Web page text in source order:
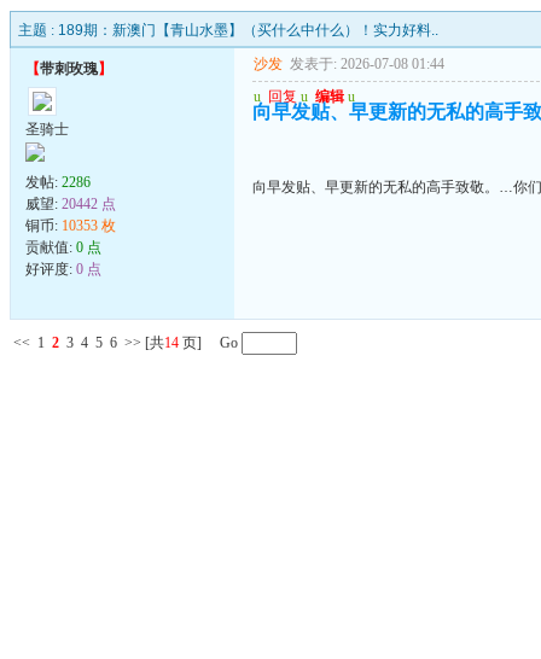
主题 : 189期：新澳门【青山水墨】（买什么中什么）！实力好料..
【带刺玫瑰】
圣骑士
发帖: 2286
威望: 20442 点
铜币: 10353 枚
贡献值: 0 点
好评度: 0 点
沙发 发表于: 2026-07-08 01:44
u 回复 u 编辑 u
向早发贴、早更新的无私的高手
向早发贴、早更新的无私的高手致敬。…你
<< 1 2 3 4 5 6 >> [共14 页] Go